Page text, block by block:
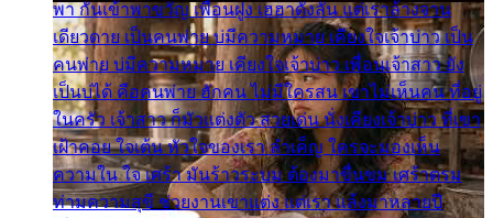
พา กันเข้าพาขวัญ เพื่อนฝูง เฮฮาดังลั่น แต่เราล้างจาน
เดียวดาย เป็นคนพ่าย บ่มีความหมาย เคียงใจเจ้าบ่าว เป็น
คนพ่าย บ่มีความหมาย เคียงใจเจ้าบ่าว เพื่อนเจ้าสาว ยัง
เป็นบ่ได้ คือคนพ่าย ฮักคน ไม่มีใครสน เขาไม่เห็นคน ที่อยู่
ในครัว เจ้าสาว ก็มัวแต่งตัว สวยเด่น นั่งเคียงเจ้าบ่าว ที่เขา
เฝ้าคอย ใจเต้น หัวใจของเรา ลำเค็ญ ใครจะมองเห็น
ความใน ใจ เศร้า มันร้าวระบม ต้องมาขื่นขม เศร้าตรม
ท่ามความสุขี ช่วยงานเขาแต่ง แต่เรา แล้งมาหลายปี